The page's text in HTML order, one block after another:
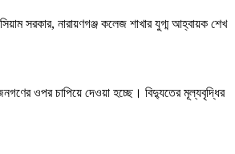
সরকার, নারায়ণগঞ্জ কলেজ শাখার যুগ্ম আহ্বায়ক শেখ
ওপর চাপিয়ে দেওয়া হচ্ছে। বিদ্যুতের মূল্যবৃদ্ধির